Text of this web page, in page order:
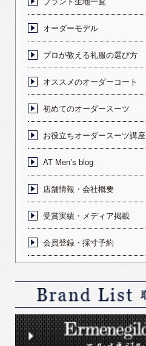
オーダーモデル
プロが教える礼服の選び方
オススメのオーダーコート
初めてのオーダースーツ
お役立ちオーダースーツ講座
AT Men’s blog
店舗情報・会社概要
受賞実績・メディア掲載
会員登録・採寸予約